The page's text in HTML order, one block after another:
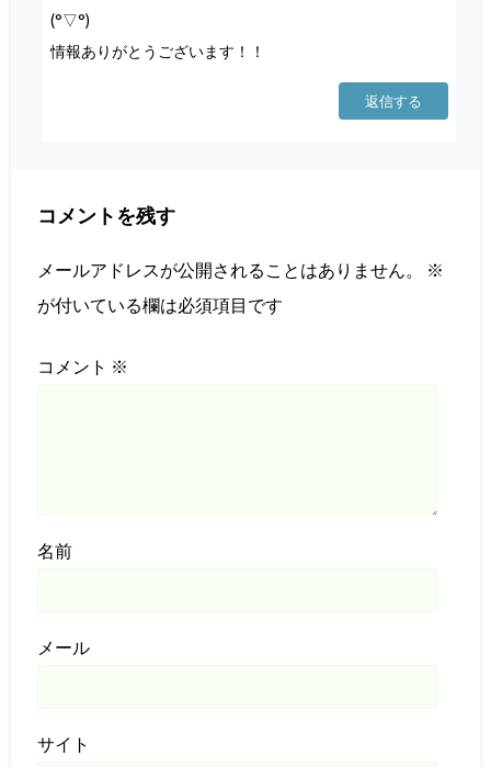
(°▽°)
情報ありがとうございます！！
返信する
コメントを残す
メールアドレスが公開されることはありません。
※
が付いている欄は必須項目です
コメント ※
名前
メール
サイト